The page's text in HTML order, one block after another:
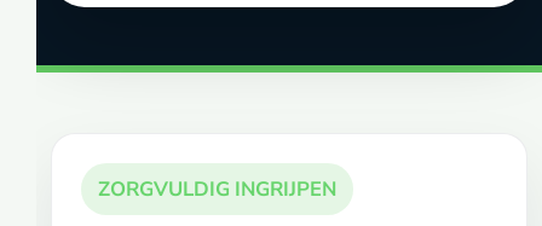
ZORGVULDIG INGRIJPEN